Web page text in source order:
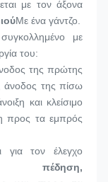
με τον άξονα
Με ένα γάντζο.
συγκολλημένο με
του:
της πρώτης
άνοδος της πίσω
και κλείσιμο
προς τα εμπρός
για τον έλεγχο
πέδηση,